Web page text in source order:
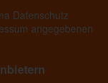
Datenschutz
angegebenen